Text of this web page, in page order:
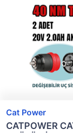
Cat Power
CATPOWER